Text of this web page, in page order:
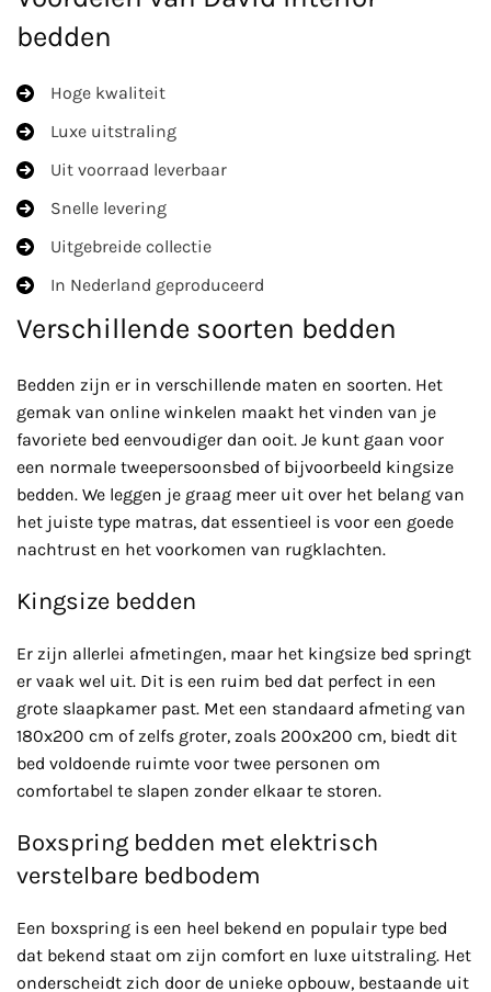
bedden
Hoge kwaliteit
Luxe uitstraling
Uit voorraad leverbaar
Snelle levering
Uitgebreide collectie
In Nederland geproduceerd
Verschillende soorten bedden
Bedden zijn er in verschillende maten en soorten. Het
gemak van online winkelen maakt het vinden van je
favoriete bed eenvoudiger dan ooit. Je kunt gaan voor
een normale tweepersoonsbed of bijvoorbeeld kingsize
bedden. We leggen je graag meer uit over het belang van
het juiste type matras, dat essentieel is voor een goede
nachtrust en het voorkomen van rugklachten.
Kingsize bedden
Er zijn allerlei afmetingen, maar het kingsize bed springt
er vaak wel uit. Dit is een ruim bed dat perfect in een
grote slaapkamer past. Met een standaard afmeting van
180x200 cm of zelfs groter, zoals 200x200 cm, biedt dit
bed voldoende ruimte voor twee personen om
comfortabel te slapen zonder elkaar te storen.
Boxspring bedden met elektrisch
verstelbare bedbodem
Een boxspring is een heel bekend en populair type bed
dat bekend staat om zijn comfort en luxe uitstraling. Het
onderscheidt zich door de unieke opbouw, bestaande uit